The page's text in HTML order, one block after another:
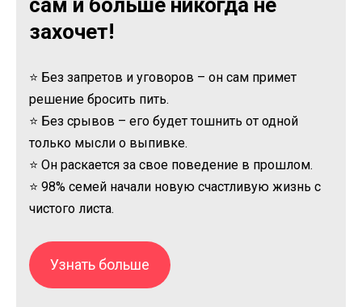
сам и больше никогда не
захочет!
⭐ Без запретов и уговоров – он сам примет
решение бросить пить.
⭐ Без срывов – его будет тошнить от одной
только мысли о выпивке.
⭐ Он раскается за свое поведение в прошлом.
⭐ 98% семей начали новую счастливую жизнь с
чистого листа.
Узнать больше